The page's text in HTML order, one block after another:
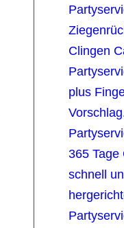
Clingen
plus
365 Tage
schnell